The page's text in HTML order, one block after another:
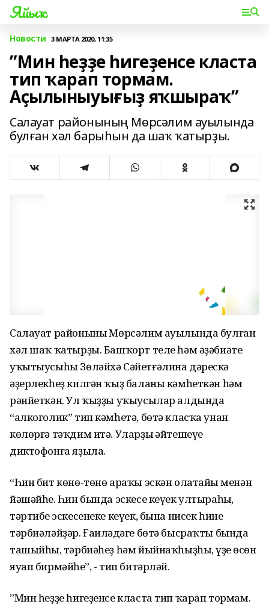
Яйыҡ
Новости 3 МАРТА 2020, 11:35
”Мин һеҙҙе һигеҙенсе класта
тип ҡарап тормам.
Аҫылыныуығыҙ яҡшыраҡ”
Салауат районының Мөрсәлим ауылында
булған хәл барыһын да шаҡ ҡатырҙы.
Салауат районының Мөрсәлим ауылында булған
хәл шаҡ ҡатырҙы. Башҡорт теле һәм әҙәбиәте
уҡытыусыһы Зөләйхә Сәйетғәлина дәрескә
әҙерлекһеҙ килгән ҡыҙ баланы кәмһеткән һәм
рәнйеткән. Ул ҡыҙҙы уҡыусылар алдында
“алкоголик” тип кәмһетә, бөтә класҡа унан
көлөргә тәҡдим итә. Уларҙың әйтешеүе
диктофонға яҙыла.
“Һин бит көнө-төнө араҡы эскән олатайың менән
йәшәйһең. Һин бында эскесе кеүек ултыраһың,
тәртибең эскесенеке кеүек, бына нисек һине
тәрбиәләйҙәр. Ғаиләңдәге бөтә бысраҡты бында
ташыйһың, тәрбиәһеҙ һәм йыйнаҡһыҙһың, үҙең өсөн
яуап бирмәйһең”, - тип битәрләй.
”Мин һеҙҙе һигеҙенсе класта тип ҡарап тормам.